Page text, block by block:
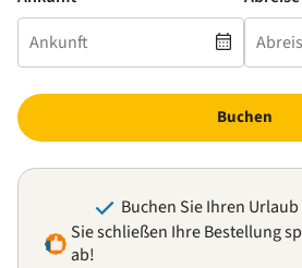
Buchen
Buchen Sie Ihren
Sie schließen Ihre Bestellung
ab!